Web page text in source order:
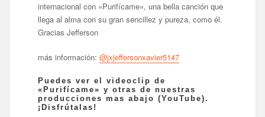
internacional con «Purifícame», una bella canción que
llega al alma con su gran sencillez y pureza, como él.
Gracias Jefferson
más información:@jxjeffersonxavier5147
Puedes ver el videoclip de
«Purifícame» y otras de nuestras
producciones mas abajo (YouTube).
¡Disfrútalas!